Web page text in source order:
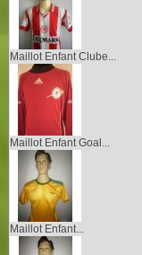
Maillot Enfant Clube...
Maillot Enfant Goal...
Maillot Enfant...